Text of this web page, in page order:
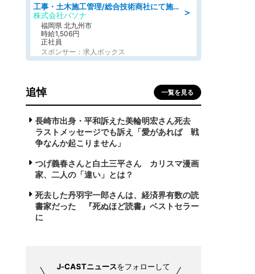
＞
工事・土木施工管理/総合技術商社にて施工管理のお仕事/即日勤務可/車通勤可/工事・土木施工管理/生産・品質管理
株式会社パソナ
福岡県 北九州市
時給1,506円
正社員
スポンサー：求人ボックス
追悼 一覧を見る
長崎市出身・平和訴えた美輪明宏さん死去
ラストメッセージでも訴え「愛があれば 戦
争なんか起こりません」
つげ義春さんと白土三平さん カリスマ漫画
家、二人の「違い」とは？
死去した丹羽宇一郎さんは、経済界有数の読
書家だった 『死ぬほど読書』ベストセラー
に
J-CASTニュースをフォローして